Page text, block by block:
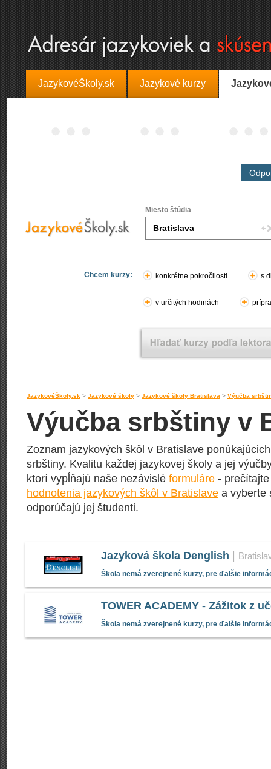
JazykovéŠkoly.sk Jazykové kurzy
Miesto štúdia
Chcem kurzy: konkrétne pokročilosti s
v určitých hodinách
JazykovéŠkoly.sk > Jazykové školy > Jazykové školy Bratislava > Výučba
Výučba srbštiny v
Zoznam jazykových škôl v Bratislave
srbštiny. Kvalitu každej jazykovej školy a jej
ktorí vypĺňajú naše nezávislé formuláre -
hodnotenia jazykových škôl v Bratislave a vyberte
odporúčajú jej študenti.
Jazyková škola Denglish
Škola nemá zverejnené kurzy, pre ďalšie
TOWER ACADEMY - Zážitok z
Škola nemá zverejnené kurzy, pre ďalšie